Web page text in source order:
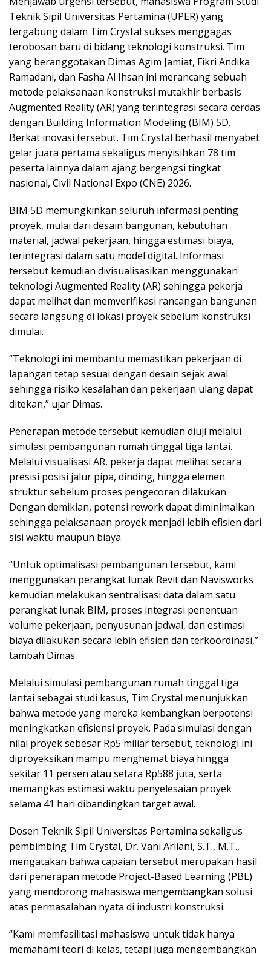
Teknik Sipil Universitas Pertamina (UPER) yang
tergabung dalam Tim Crystal sukses menggagas
terobosan baru di bidang teknologi konstruksi. Tim
yang beranggotakan Dimas Agim Jamiat, Fikri Andika
Ramadani, dan Fasha Al Ihsan ini merancang sebuah
metode pelaksanaan konstruksi mutakhir berbasis
Augmented Reality (AR) yang terintegrasi secara cerdas
dengan Building Information Modeling (BIM) 5D.
Berkat inovasi tersebut, Tim Crystal berhasil menyabet
gelar juara pertama sekaligus menyisihkan 78 tim
peserta lainnya dalam ajang bergengsi tingkat
nasional, Civil National Expo (CNE) 2026.
BIM 5D memungkinkan seluruh informasi penting
proyek, mulai dari desain bangunan, kebutuhan
material, jadwal pekerjaan, hingga estimasi biaya,
terintegrasi dalam satu model digital. Informasi
tersebut kemudian divisualisasikan menggunakan
teknologi Augmented Reality (AR) sehingga pekerja
dapat melihat dan memverifikasi rancangan bangunan
secara langsung di lokasi proyek sebelum konstruksi
dimulai.
“Teknologi ini membantu memastikan pekerjaan di
lapangan tetap sesuai dengan desain sejak awal
sehingga risiko kesalahan dan pekerjaan ulang dapat
ditekan,” ujar Dimas.
Penerapan metode tersebut kemudian diuji melalui
simulasi pembangunan rumah tinggal tiga lantai.
Melalui visualisasi AR, pekerja dapat melihat secara
presisi posisi jalur pipa, dinding, hingga elemen
struktur sebelum proses pengecoran dilakukan.
Dengan demikian, potensi rework dapat diminimalkan
sehingga pelaksanaan proyek menjadi lebih efisien dari
sisi waktu maupun biaya.
“Untuk optimalisasi pembangunan tersebut, kami
menggunakan perangkat lunak Revit dan Navisworks
kemudian melakukan sentralisasi data dalam satu
perangkat lunak BIM, proses integrasi penentuan
volume pekerjaan, penyusunan jadwal, dan estimasi
biaya dilakukan secara lebih efisien dan terkoordinasi,”
tambah Dimas.
Melalui simulasi pembangunan rumah tinggal tiga
lantai sebagai studi kasus, Tim Crystal menunjukkan
bahwa metode yang mereka kembangkan berpotensi
meningkatkan efisiensi proyek. Pada simulasi dengan
nilai proyek sebesar Rp5 miliar tersebut, teknologi ini
diproyeksikan mampu menghemat biaya hingga
sekitar 11 persen atau setara Rp588 juta, serta
memangkas estimasi waktu penyelesaian proyek
selama 41 hari dibandingkan target awal.
Dosen Teknik Sipil Universitas Pertamina sekaligus
pembimbing Tim Crystal, Dr. Vani Arliani, S.T., M.T.,
mengatakan bahwa capaian tersebut merupakan hasil
dari penerapan metode Project-Based Learning (PBL)
yang mendorong mahasiswa mengembangkan solusi
atas permasalahan nyata di industri konstruksi.
“Kami memfasilitasi mahasiswa untuk tidak hanya
memahami teori di kelas, tetapi juga mengembangkan